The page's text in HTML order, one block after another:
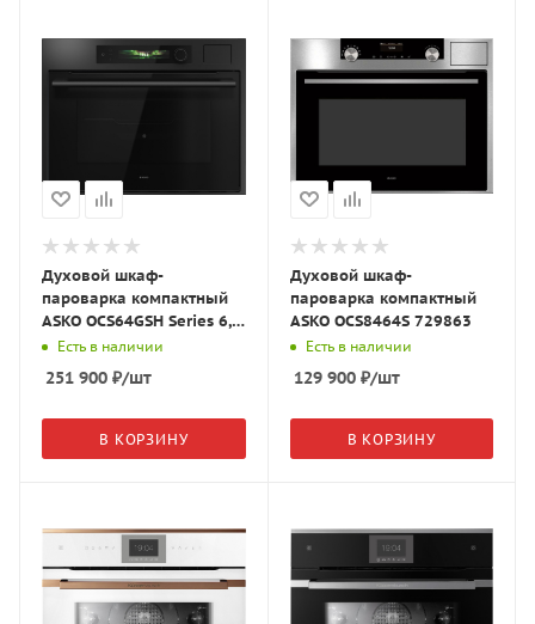
Духовой шкаф-
пароварка компактный
ASKO OCS64GSH Series 6,
NYACraft Frame, графит,
Есть в наличии
251 900 ₽/шт
В КОРЗИНУ
Духовой шкаф-
пароварка компактный
ASKO OCS8464S 729863
Есть в наличии
129 900₽/шт
В КОРЗИНУ